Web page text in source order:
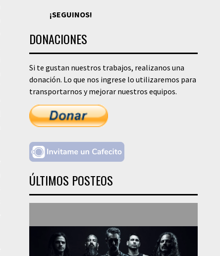
¡SEGUINOS!
DONACIONES
Si te gustan nuestros trabajos, realizanos una
donación. Lo que nos ingrese lo utilizaremos para
transportarnos y mejorar nuestros equipos.
ÚLTIMOS POSTEOS